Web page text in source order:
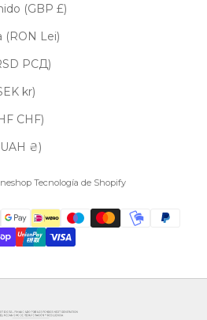
(GBP £)
(RON Lei)
РСД)
kr)
CHF)
₴)
Tecnología de Shopify